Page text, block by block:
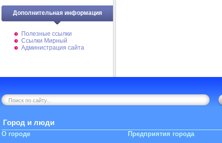
Дополнительная информация
Полезные ссылки
Ссылки Мирный
Администрация сайта
Город и люди
О городе Предприятия города